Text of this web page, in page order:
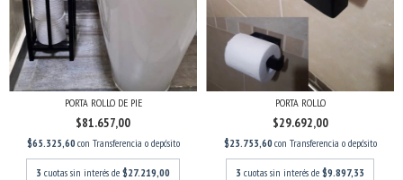
PORTA ROLLO DE PIE
$81.657,00
$65.325,60con Transferencia o depósito
3 cuotas sin interés de $27.219,00
PORTA ROLLO
$29.692,00
$23.753,60con Transferencia o depósito
3 cuotas sin interés de $9.897,33